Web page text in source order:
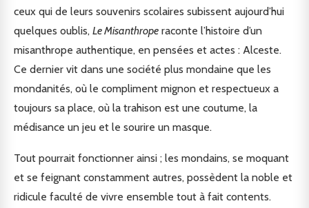
ceux qui de leurs souvenirs scolaires subissent aujourd’hui
quelques oublis, Le Misanthrope raconte l’histoire d’un
misanthrope authentique, en pensées et actes : Alceste.
Ce dernier vit dans une société plus mondaine que les
mondanités, où le compliment mignon et respectueux a
toujours sa place, où la trahison est une coutume, la
médisance un jeu et le sourire un masque.
Tout pourrait fonctionner ainsi ; les mondains, se moquant
et se feignant constamment autres, possèdent la noble et
ridicule faculté de vivre ensemble tout à fait contents.